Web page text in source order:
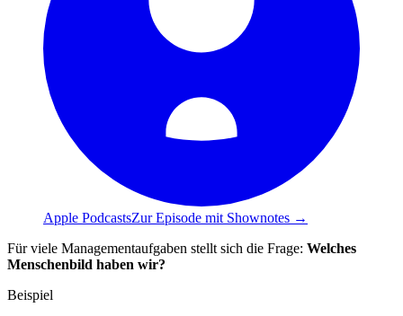
Apple PodcastsZur Episode mit Shownotes →
Für viele Managementaufgaben stellt sich die Frage: Welches
Menschenbild haben wir?
Beispiel